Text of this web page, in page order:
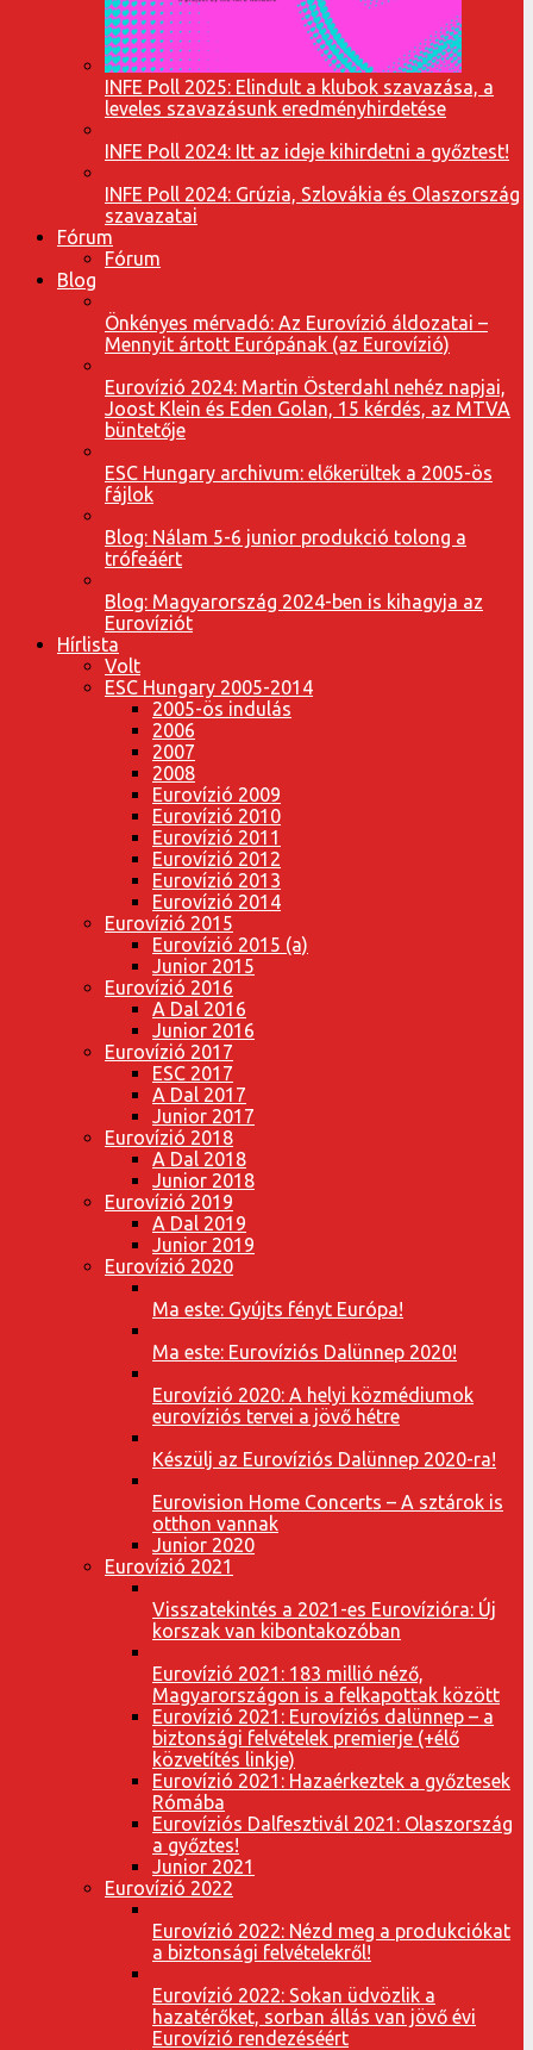
INFE Poll 2025: Elindult a klubok szavazása, a
leveles szavazásunk eredményhirdetése
INFE Poll 2024: Itt az ideje kihirdetni a győztest!
INFE Poll 2024: Grúzia, Szlovákia és Olaszország
szavazatai
Fórum
Fórum
Blog
Önkényes mérvadó: Az Eurovízió áldozatai –
Mennyit ártott Európának (az Eurovízió)
Eurovízió 2024: Martin Österdahl nehéz napjai,
Joost Klein és Eden Golan, 15 kérdés, az MTVA
büntetője
ESC Hungary archivum: előkerültek a 2005-ös
fájlok
Blog: Nálam 5-6 junior produkció tolong a
trófeáért
Blog: Magyarország 2024-ben is kihagyja az
Eurovíziót
Hírlista
Volt
ESC Hungary 2005-2014
2005-ös indulás
2006
2007
2008
Eurovízió 2009
Eurovízió 2010
Eurovízió 2011
Eurovízió 2012
Eurovízió 2013
Eurovízió 2014
Eurovízió 2015
Eurovízió 2015 (a)
Junior 2015
Eurovízió 2016
A Dal 2016
Junior 2016
Eurovízió 2017
ESC 2017
A Dal 2017
Junior 2017
Eurovízió 2018
A Dal 2018
Junior 2018
Eurovízió 2019
A Dal 2019
Junior 2019
Eurovízió 2020
Ma este: Gyújts fényt Európa!
Ma este: Eurovíziós Dalünnep 2020!
Eurovízió 2020: A helyi közmédiumok
eurovíziós tervei a jövő hétre
Készülj az Eurovíziós Dalünnep 2020-ra!
Eurovision Home Concerts – A sztárok is
otthon vannak
Junior 2020
Eurovízió 2021
Visszatekintés a 2021-es Eurovízióra: Új
korszak van kibontakozóban
Eurovízió 2021: 183 millió néző,
Magyarországon is a felkapottak között
Eurovízió 2021: Eurovíziós dalünnep – a
biztonsági felvételek premierje (+élő
közvetítés linkje)
Eurovízió 2021: Hazaérkeztek a győztesek
Rómába
Eurovíziós Dalfesztivál 2021: Olaszország
a győztes!
Junior 2021
Eurovízió 2022
Eurovízió 2022: Nézd meg a produkciókat
a biztonsági felvételekről!
Eurovízió 2022: Sokan üdvözlik a
hazatérőket, sorban állás van jövő évi
Eurovízió rendezéséért